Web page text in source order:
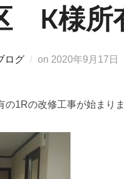
K様所
ログ on 投
2020年9月17日
1Rの改修工事が始まりま